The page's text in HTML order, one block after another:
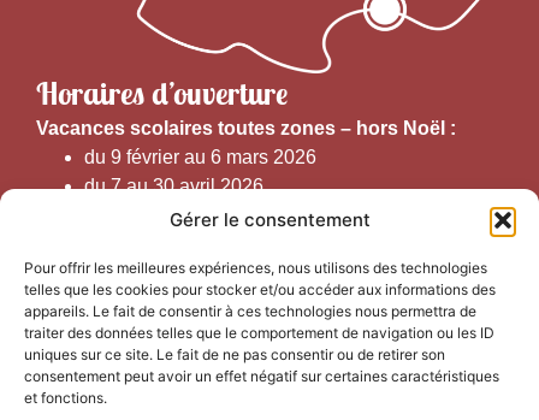
Gérer le consentement
Pour offrir les meilleures expériences, nous utilisons des technologies
telles que les cookies pour stocker et/ou accéder aux informations des
appareils. Le fait de consentir à ces technologies nous permettra de
traiter des données telles que le comportement de navigation ou les ID
uniques sur ce site. Le fait de ne pas consentir ou de retirer son
consentement peut avoir un effet négatif sur certaines caractéristiques
et fonctions.
Horaires d’ouverture
Vacances scolaires toutes zones – hors Noël :
du 9 février au 6 mars 2026
du 7 au 30 avril 2026
du 1er juin au 30 septembre 2026
Horaires d’ouverture au public :
Du 1er septembre au 30 juin 2026 (hors juillet et août)
du lundi au vendredi de 9h50 à 12h30 et de